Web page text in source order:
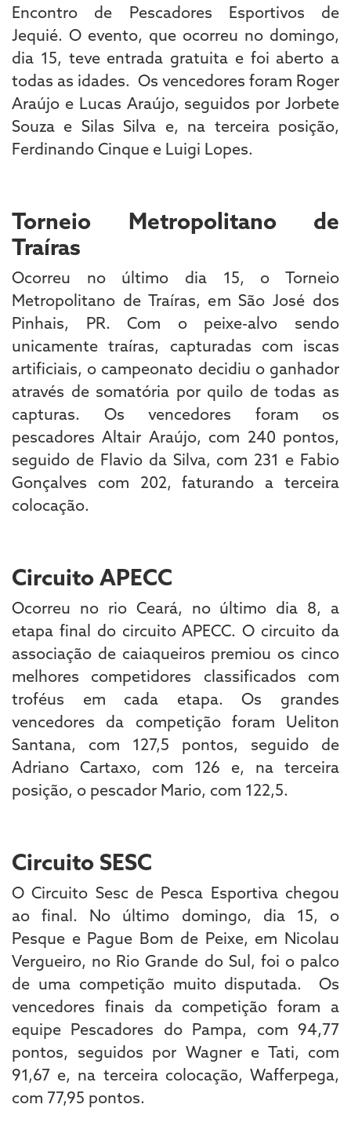
Encontro de Pescadores Esportivos de
Jequié. O evento, que ocorreu no domingo,
dia 15, teve entrada gratuita e foi aberto a
todas as idades. Os vencedores foram Roger
Araújo e Lucas Araújo, seguidos por Jorbete
Souza e Silas Silva e, na terceira posição,
Ferdinando Cinque e Luigi Lopes.
Torneio Metropolitano de
Traíras
Ocorreu no último dia 15, o Torneio
Metropolitano de Traíras, em São José dos
Pinhais, PR. Com o peixe-alvo sendo
unicamente traíras, capturadas com iscas
artificiais, o campeonato decidiu o ganhador
através de somatória por quilo de todas as
capturas. Os vencedores foram os
pescadores Altair Araújo, com 240 pontos,
seguido de Flavio da Silva, com 231 e Fabio
Gonçalves com 202, faturando a terceira
colocação.
Circuito APECC
Ocorreu no rio Ceará, no último dia 8, a
etapa final do circuito APECC. O circuito da
associação de caiaqueiros premiou os cinco
melhores competidores classificados com
troféus em cada etapa. Os grandes
vencedores da competição foram Ueliton
Santana, com 127,5 pontos, seguido de
Adriano Cartaxo, com 126 e, na terceira
posição, o pescador Mario, com 122,5.
Circuito SESC
O Circuito Sesc de Pesca Esportiva chegou
ao final. No último domingo, dia 15, o
Pesque e Pague Bom de Peixe, em Nicolau
Vergueiro, no Rio Grande do Sul, foi o palco
de uma competição muito disputada. Os
vencedores finais da competição foram a
equipe Pescadores do Pampa, com 94,77
pontos, seguidos por Wagner e Tati, com
91,67 e, na terceira colocação, Wafferpega,
com 77,95 pontos.